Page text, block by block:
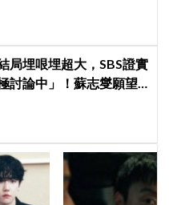
局埋哏埋超大，SBS證實
討論中」！蘇志燮願望